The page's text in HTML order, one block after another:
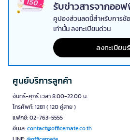
รา ละอองเกสรดอกไม้ และฝุ่นละอองขนาดเล็ก
2. แผ่นกรองคาร์บอน ขจัดกลิ่นแล
แผ่นกรองคาร์บอน ใช้ถ่านกัมมันต์เป็นตัวดูด
ก๊าซพิษ และสารระเหยต่างๆ จากเฟอร์นิเจอร์
ชนิดนี้เหมาะกับบ้านที่มีสัตว์เลี้ยง ครัว หรือพื้
3. แผ่นกรองผสม ประสิทธิภาพคร
ฟิลเตอร์เครื่องฟอกอากาศแบบผสมผสานรวม
คาร์บอนเข้าด้วยกัน ทำให้สามารถกรองทั้งฝุ่นล
พร้อมกัน เป็นตัวเลือกที่ได้รับความนิยมสูงสุดส
และออฟฟิศ
4. แผ่นกรองพรีฟิลเตอร์ ชั้นแรกข
รับข่าวสารจากออ
คูปองส่วนลดนี้สำหรับการช้
เท่านั้น ลงทะเบียนด่วน
ลงทะเบียน
ศูนย์บริการลูกค้า
จันทร์-ศุกร์ เวลา 8.00-22.00 น.
โทรศัพท์: 1281 ( 120 คู่สาย )
แฟกซ์: 02-763-5555
อีเมล:contact@officemate.co.th